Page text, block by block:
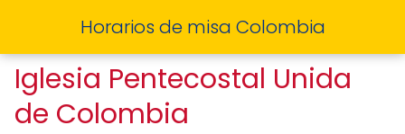
Horarios de misa Colombia
Iglesia Pentecostal Unida
de Colombia